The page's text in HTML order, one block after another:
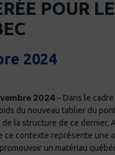
POUR
2024
2024– Dans le
du nouveau tablier du
la structure de ce dernier,
ce contexte représente une
un matériau